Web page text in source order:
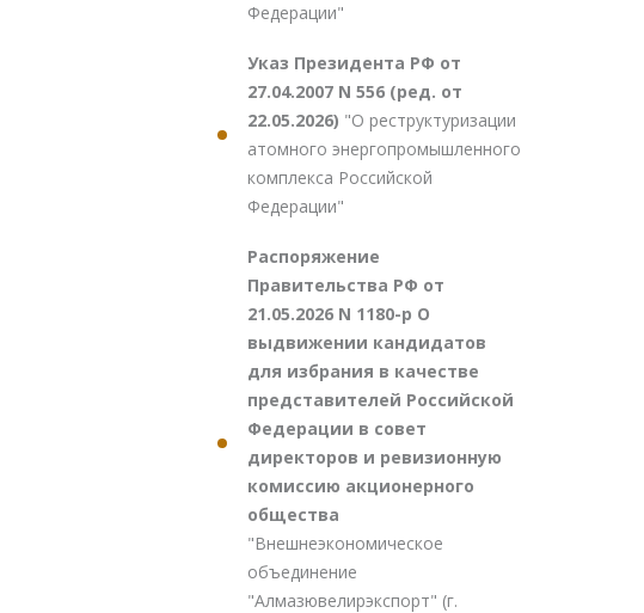
Федерации"
Указ Президента РФ от
27.04.2007 N 556 (ред. от
22.05.2026) "О реструктуризации
атомного энергопромышленного
комплекса Российской
Федерации"
Распоряжение
Правительства РФ от
21.05.2026 N 1180-р О
выдвижении кандидатов
для избрания в качестве
представителей Российской
Федерации в совет
директоров и ревизионную
комиссию акционерного
общества
"Внешнеэкономическое
объединение
"Алмазювелирэкспорт" (г.